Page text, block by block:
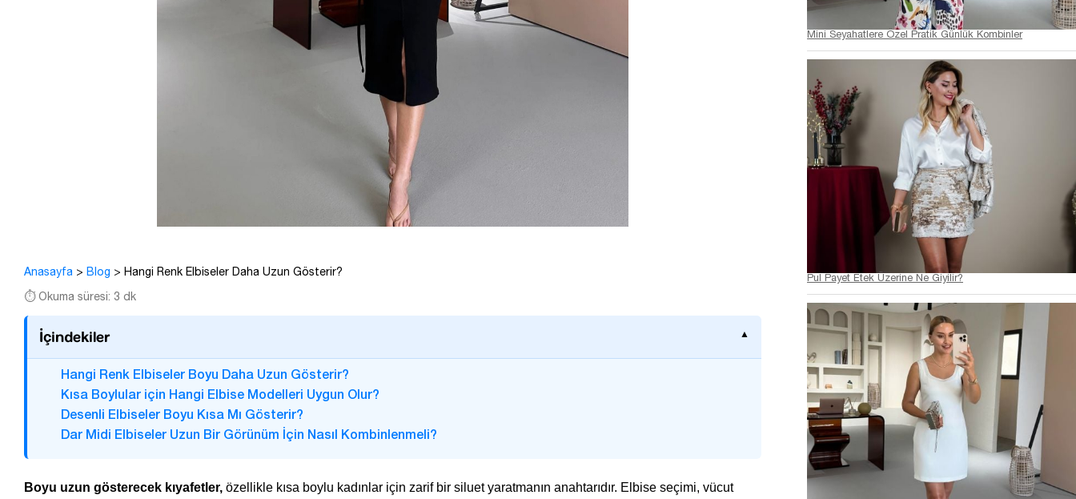
Anasayfa > Blog > Hangi Renk Elbiseler Daha Uzun Gösterir?
⏱️ Okuma süresi: 3 dk
İçindekiler
Hangi Renk Elbiseler Boyu Daha Uzun Gösterir?
Kısa Boylular için Hangi Elbise Modelleri Uygun Olur?
Desenli Elbiseler Boyu Kısa Mı Gösterir?
Dar Midi Elbiseler Uzun Bir Görünüm İçin Nasıl Kombinlenmeli?
Boyu uzun gösterecek kıyafetler, özellikle kısa boylu kadınlar için zarif bir siluet yaratmanın anahtarıdır. Elbise seçimi, vücut
Mini Seyahatlere Özel Pratik Günlük Kombinler
Pul Payet Etek Üzerine Ne Giyilir?